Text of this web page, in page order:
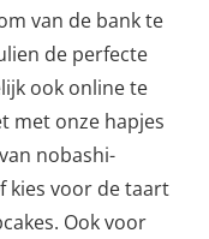
van de bank te
de perfecte
ook online te
met onze hapjes
nobashi-
kies voor de taart
Ook voor